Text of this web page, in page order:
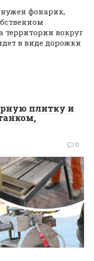
фонарик,
территории вокруг
в виде дорожки
плитку и
0